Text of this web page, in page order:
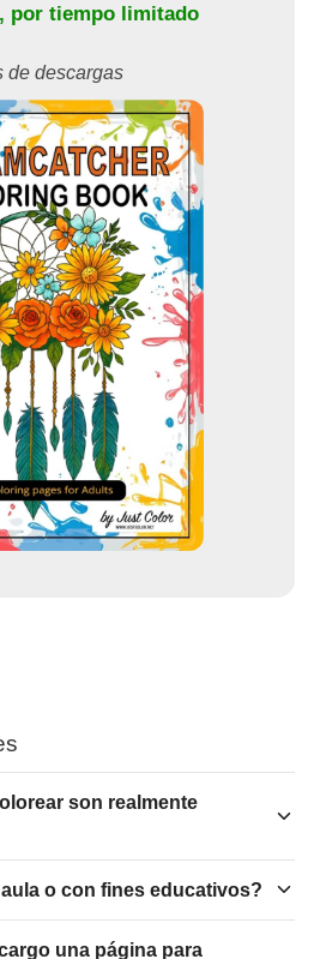
, por tiempo limitado
de descargas
son realmente
o con fines educativos?
una página para